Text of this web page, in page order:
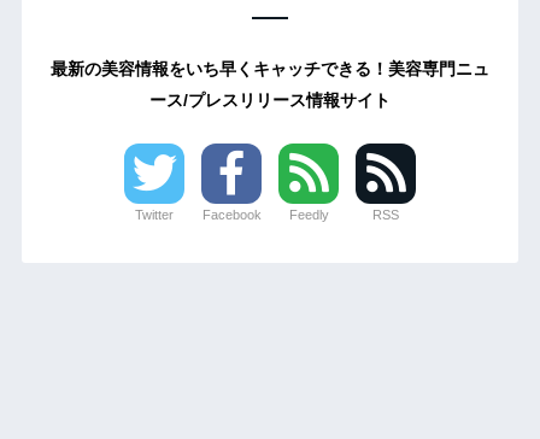
最新の美容情報をいち早くキャッチできる！美容専門ニュ
ース/プレスリリース情報サイト
Twitter Facebook Feedly RSS